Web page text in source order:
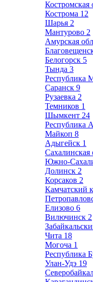
Костромская
Кострома 12
Шарья 2
Мантурово 2
Амурская
Белогорск 5
Тында 3
Республика
Саранск 9
Рузаевка 2
Темников 1
Шымкент 24
Республика
Майкоп 8
Адыгейск 1
Сахалинская
Южно-
Долинск 2
Корсаков 2
Камчатский
Елизово 6
Вилючинск 2
Чита 18
Могоча 1
Республика
Улан-Удэ 19